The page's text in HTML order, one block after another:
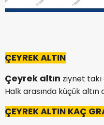
ÇEYREK ALTIN
Çeyrek altın ziynet
Halk arasında küçük altın
ÇEYREK ALTIN KAÇ